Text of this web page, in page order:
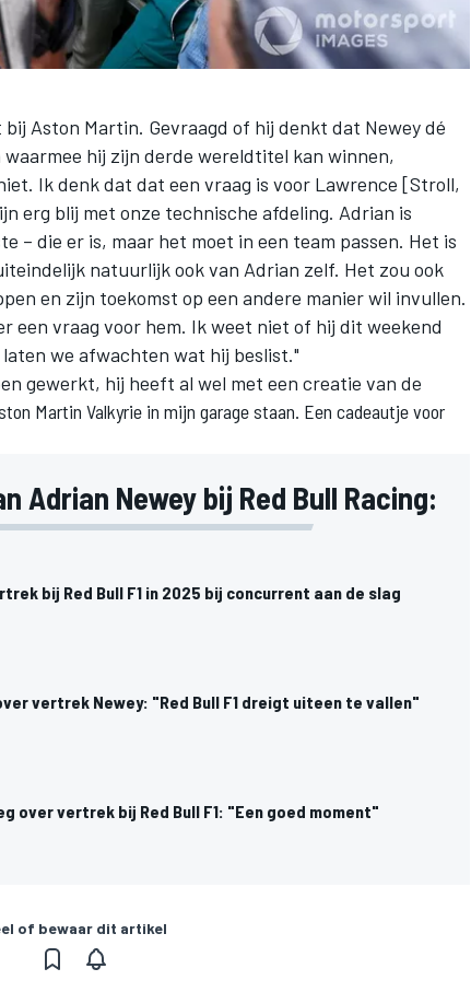
Aston Martin. Gevraagd of hij denkt dat Newey dé
hij zijn derde wereldtitel kan winnen,
Ik denk dat dat een vraag is voor Lawrence [Stroll,
erg blij met onze technische afdeling. Adrian is
– die er is, maar het moet in een team passen. Het is
natuurlijk ook van Adrian zelf. Het zou ook
en zijn toekomst op een andere manier wil invullen.
een vraag voor hem. Ik weet niet of hij dit weekend
we afwachten wat hij beslist."
gewerkt, hij heeft al wel met een creatie van de
Martin Valkyrie in mijn garage staan. Een cadeautje voor
Adrian Newey bij Red Bull Racing:
bij Red Bull F1 in 2025 bij concurrent aan de slag
vertrek Newey: "Red Bull F1 dreigt uiteen te vallen"
over vertrek bij Red Bull F1: "Een goed moment"
of bewaar dit artikel